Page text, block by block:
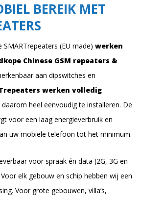
BEREIK MET
(EU made) werken
Chinese GSM repeaters &
aan dipswitches en
werken volledig
daarom heel eenvoudig te installeren. De
voor een laag energieverbruik en
uw mobiele telefoon tot het minimum.
voor spraak én data (2G, 3G en
elk gebouw en schip hebben wij een
Voor grote gebouwen, villa’s,